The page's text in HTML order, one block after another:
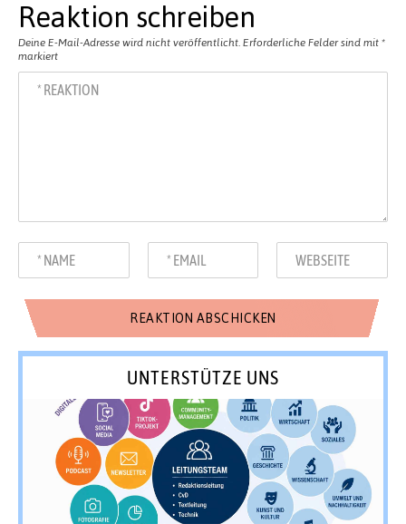
Reaktion schreiben
Deine E-Mail-Adresse wird nicht veröffentlicht. Erforderliche Felder sind mit *
markiert
UNTERSTÜTZE UNS